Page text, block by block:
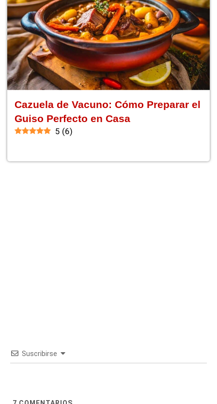
Cazuela de Vacuno: Cómo Preparar el
Guiso Perfecto en Casa
5 (6)
Suscribirse